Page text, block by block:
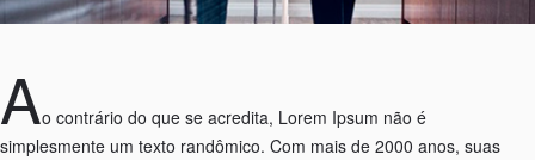
Ao contrário do que se acredita, Lorem Ipsum não é
simplesmente um texto randômico. Com mais de 2000 anos, suas